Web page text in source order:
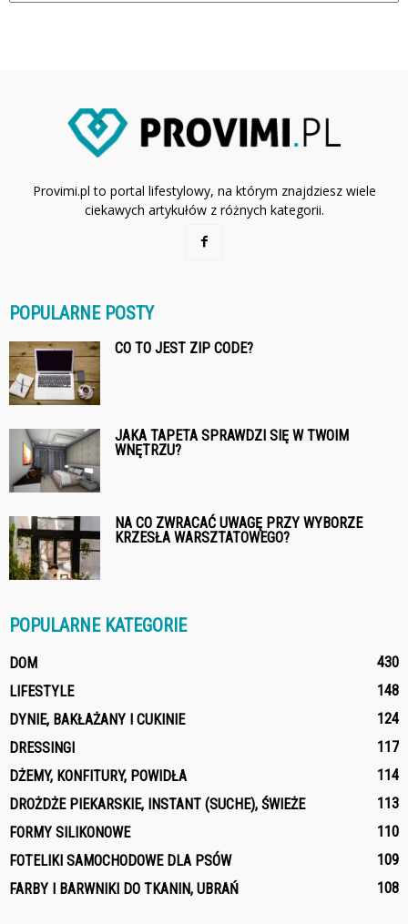
Provimi.pl to portal lifestylowy, na którym znajdziesz wiele
ciekawych artykułów z różnych kategorii.
POPULARNE POSTY
CO TO JEST ZIP CODE?
JAKA TAPETA SPRAWDZI SIĘ W TWOIM
WNĘTRZU?
NA CO ZWRACAĆ UWAGĘ PRZY WYBORZE
KRZESŁA WARSZTATOWEGO?
POPULARNE KATEGORIE
DOM
430
LIFESTYLE
148
DYNIE, BAKŁAŻANY I CUKINIE
124
DRESSINGI
117
DŻEMY, KONFITURY, POWIDŁA
114
DROŻDŻE PIEKARSKIE, INSTANT (SUCHE), ŚWIEŻE
113
FORMY SILIKONOWE
110
FOTELIKI SAMOCHODOWE DLA PSÓW
109
FARBY I BARWNIKI DO TKANIN, UBRAŃ
108